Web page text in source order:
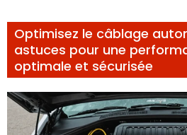
Optimisez le câblage
astuces pour une
optimale et sécurisée